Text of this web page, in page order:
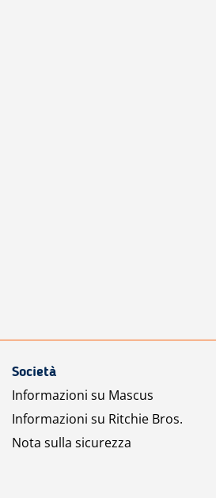
Società
Informazioni su Mascus
Informazioni su Ritchie Bros.
Nota sulla sicurezza